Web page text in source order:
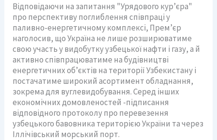
Відповідаючи на запитання "Урядового кур’єра"
про перспективу поглиблення співпраці у
паливно-енергетичному комплексі, Прем’єр
наголосив, що Україна не лише розширюватиме
свою участь у видобутку узбецької нафти і газу, а й
активно співпрацюватиме на будівництві
енергетичних об’єктів на території Узбекистану і
постачатиме широкий асортимент обладнання,
зокрема для вуглевидобування. Серед інших
економічних домовленостей -підписання
відповідного протоколу про перевезення
узбецького бавовника територією України та через
Іллічівський морський порт.